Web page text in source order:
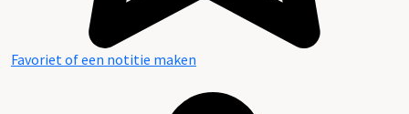
Raadpleegbare openbare bronnen (deels digitaal)
Favoriet of een notitie maken